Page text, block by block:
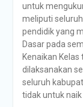
untuk
meliputi
pendidik yang
Dasar pada
Kenaikan
dilaksanakan
seluruh
tidak untuk naik